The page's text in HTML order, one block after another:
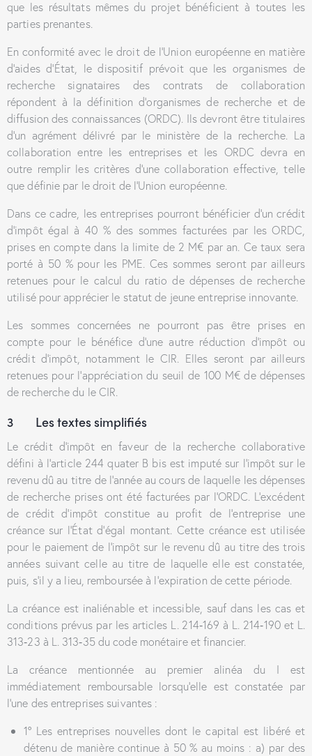
que les résultats mêmes du projet bénéficient à toutes les
parties prenantes.
En conformité avec le droit de l’Union européenne en matière
d’aides d’État, le dispositif prévoit que les organismes de
recherche signataires des contrats de collaboration
répondent à la définition d’organismes de recherche et de
diffusion des connaissances (ORDC). Ils devront être titulaires
d’un agrément délivré par le ministère de la recherche. La
collaboration entre les entreprises et les ORDC devra en
outre remplir les critères d’une collaboration effective, telle
que définie par le droit de l’Union européenne.
Dans ce cadre, les entreprises pourront bénéficier d’un crédit
d’impôt égal à 40 % des sommes facturées par les ORDC,
prises en compte dans la limite de 2 M€ par an. Ce taux sera
porté à 50 % pour les PME. Ces sommes seront par ailleurs
retenues pour le calcul du ratio de dépenses de recherche
utilisé pour apprécier le statut de jeune entreprise innovante.
Les sommes concernées ne pourront pas être prises en
compte pour le bénéfice d’une autre réduction d’impôt ou
crédit d’impôt, notamment le CIR. Elles seront par ailleurs
retenues pour l’appréciation du seuil de 100 M€ de dépenses
de recherche du le CIR.
3 Les textes simplifiés
Le crédit d’impôt en faveur de la recherche collaborative
défini à l’article 244 quater B bis est imputé sur l’impôt sur le
revenu dû au titre de l’année au cours de laquelle les dépenses
de recherche prises ont été facturées par l’ORDC. L’excédent
de crédit d’impôt constitue au profit de l’entreprise une
créance sur l’État d’égal montant. Cette créance est utilisée
pour le paiement de l’impôt sur le revenu dû au titre des trois
années suivant celle au titre de laquelle elle est constatée,
puis, s’il y a lieu, remboursée à l’expiration de cette période.
La créance est inaliénable et incessible, sauf dans les cas et
conditions prévus par les articles L. 214‑169 à L. 214‑190 et L.
313‑23 à L. 313‑35 du code monétaire et financier.
La créance mentionnée au premier alinéa du I est
immédiatement remboursable lorsqu’elle est constatée par
l’une des entreprises suivantes :
1° Les entreprises nouvelles dont le capital est libéré et
détenu de manière continue à 50 % au moins : a) par des